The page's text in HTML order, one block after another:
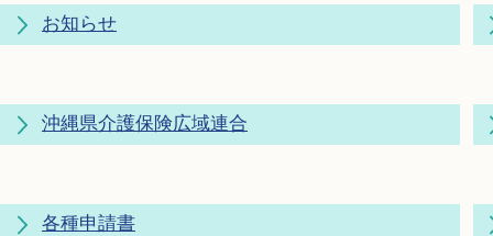
お知らせ
沖縄県介護保険広域連合
各種申請書